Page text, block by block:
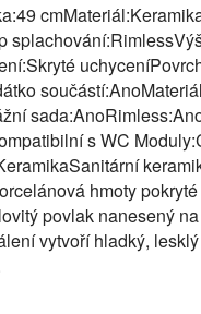
součástí:AnoMateriál
s WC
hmoty
povlak nanesený
vytvoří hladký,